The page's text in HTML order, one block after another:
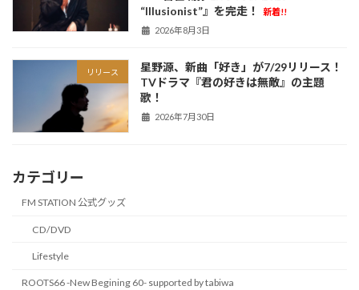
“Illusionist”』を完走！
新着!!
2026年8月3日
リリース
星野源、新曲「好き」が7/29リリース！
TVドラマ『君の好きは無敵』の主題
歌！
2026年7月30日
カテゴリー
FM STATION 公式グッズ
CD/DVD
Lifestyle
ROOTS66 -New Begining 60- supported by tabiwa